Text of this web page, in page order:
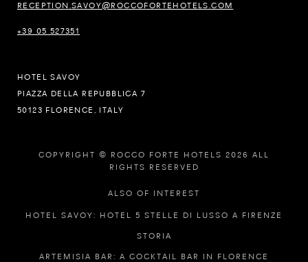
RECEPTION.SAVOY@ROCCOFORTEHOTELS.COM
+39 05 527351
HOTEL SAVOY
PIAZZA DELLA REPUBBLICA 7
50123 FLORENCE, ITALY
COPYRIGHT © ROCCO FORTE HOTELS 2026 ALL
RIGHTS RESERVED
ALSO OF INTEREST
HOTEL SAVOY: HOTEL 5 STELLE DI LUSSO A FIRENZE
STORIA
ARTEMISIA BAR: A COCKTAIL BAR IN FLORENCE